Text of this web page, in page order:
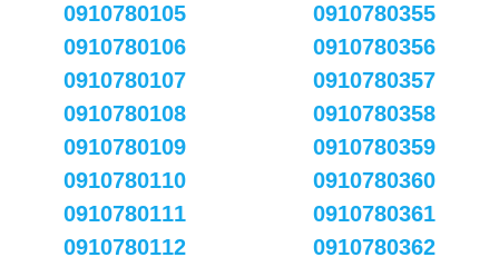
0910780105
0910780106
0910780107
0910780108
0910780109
0910780110
0910780111
0910780112
0910780355
0910780356
0910780357
0910780358
0910780359
0910780360
0910780361
0910780362